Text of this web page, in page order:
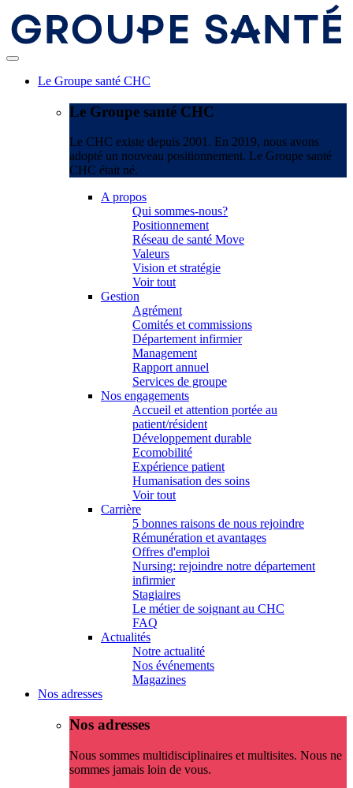
Le Groupe santé CHC
Le Groupe santé CHC
Le CHC existe depuis 2001. En 2019, nous avons
adopté un nouveau positionnement. Le Groupe santé
CHC était né.
A propos
Qui sommes-nous?
Positionnement
Réseau de santé Move
Valeurs
Vision et stratégie
Voir tout
Gestion
Agrément
Comités et commissions
Département infirmier
Management
Rapport annuel
Services de groupe
Nos engagements
Accueil et attention portée au
patient/résident
Développement durable
Ecomobilité
Expérience patient
Humanisation des soins
Voir tout
Carrière
5 bonnes raisons de nous rejoindre
Rémunération et avantages
Offres d'emploi
Nursing: rejoindre notre département
infirmier
Stagiaires
Le métier de soignant au CHC
FAQ
Actualités
Notre actualité
Nos événements
Magazines
Nos adresses
Nos adresses
Nous sommes multidisciplinaires et multisites. Nous ne
sommes jamais loin de vous.